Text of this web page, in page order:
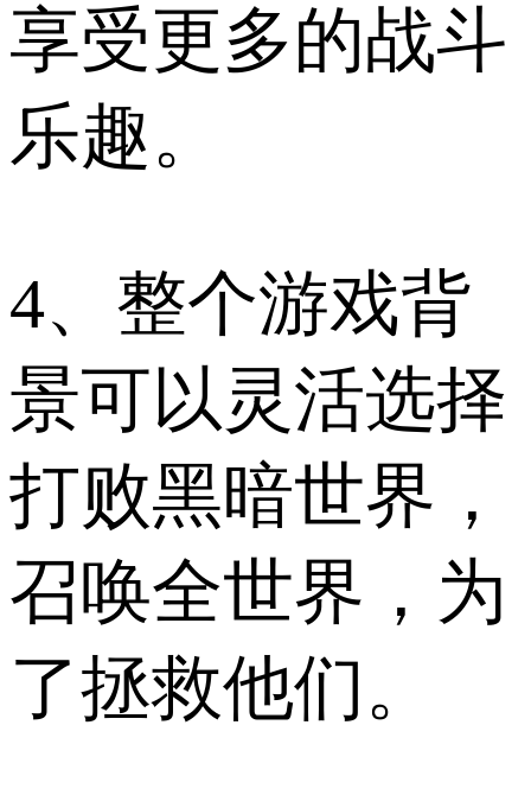
享受更多的战斗
乐趣。
4、整个游戏背
景可以灵活选择
打败黑暗世界，
召唤全世界，为
了拯救他们。